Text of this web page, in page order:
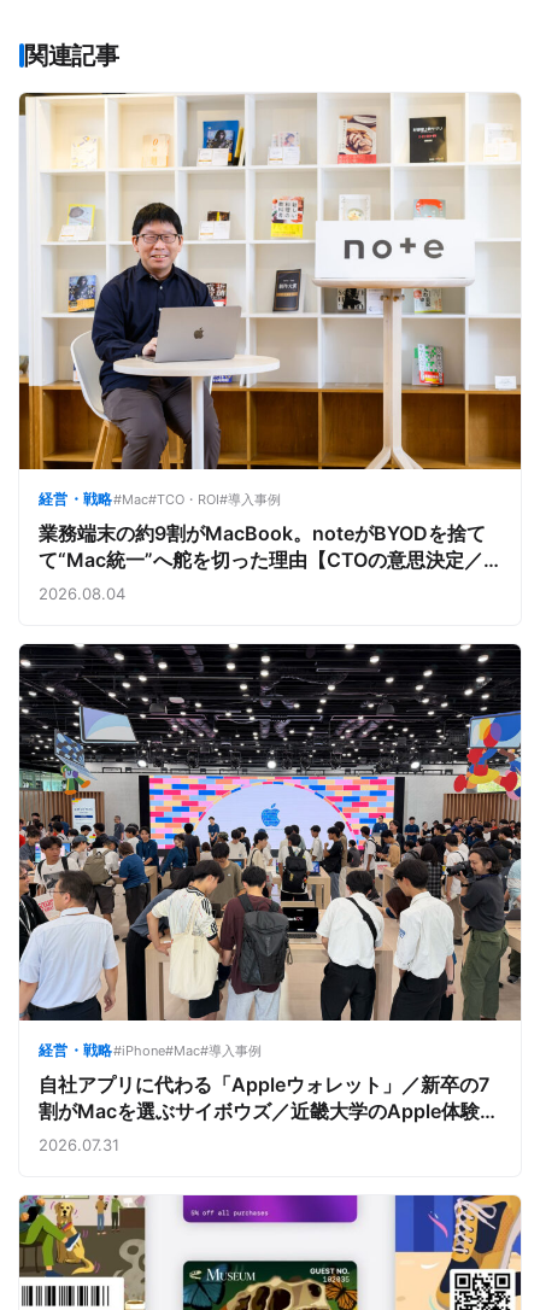
関連記事
経営・戦略#Mac#TCO・ROI#導入事例
業務端末の約9割がMacBook。noteがBYODを捨て
て“Mac統一”へ舵を切った理由【CTOの意思決定／
note株式会社①】
2026.08.04
経営・戦略#iPhone#Mac#導入事例
自社アプリに代わる「Appleウォレット」／新卒の7
割がMacを選ぶサイボウズ／近畿大学のApple体験
【今週のAppleビジネストレンド】
2026.07.31